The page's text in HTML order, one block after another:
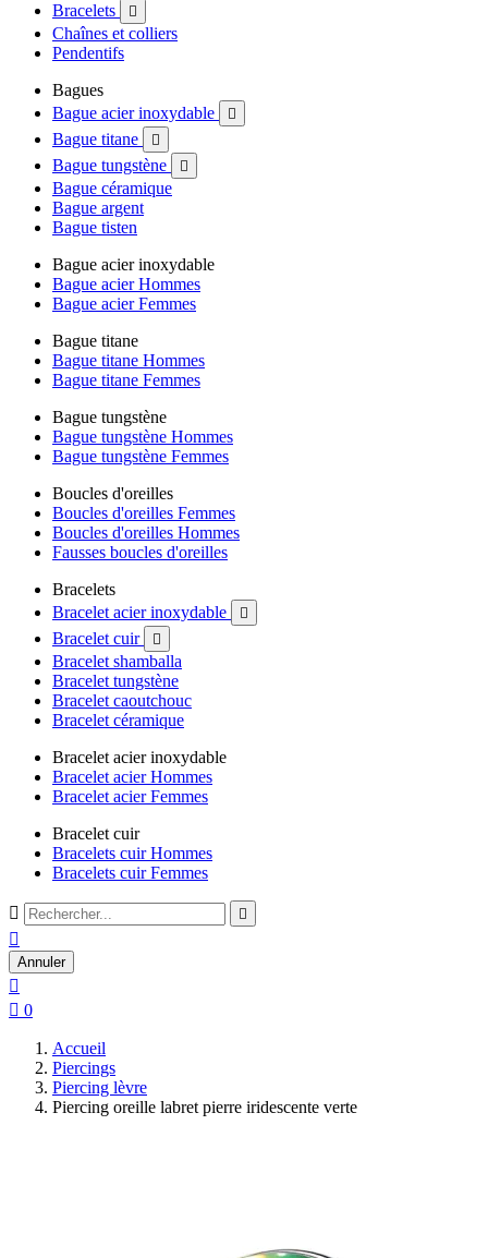
Bracelets 
Chaînes et colliers
Pendentifs
Bagues
Bague acier inoxydable

Bague titane 
Bague tungstène 
Bague céramique
Bague argent
Bague tisten
Bague acier inoxydable
Bague acier Hommes
Bague acier Femmes
Bague titane
Bague titane Hommes
Bague titane Femmes
Bague tungstène
Bague tungstène Hommes
Bague tungstène Femmes
Boucles d'oreilles
Boucles d'oreilles Femmes
Boucles d'oreilles Hommes
Fausses boucles d'oreilles
Bracelets
Bracelet acier inoxydable

Bracelet cuir 
Bracelet shamballa
Bracelet tungstène
Bracelet caoutchouc
Bracelet céramique
Bracelet acier inoxydable
Bracelet acier Hommes
Bracelet acier Femmes
Bracelet cuir
Bracelets cuir Hommes
Bracelets cuir Femmes
 

Annuler

 0
Accueil
Piercings
Piercing lèvre
Piercing oreille labret pierre iridescente verte